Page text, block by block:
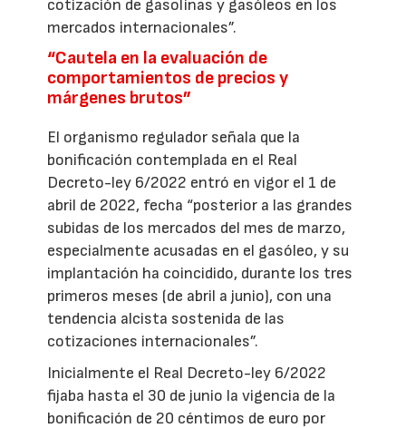
cotización de gasolinas y gasóleos en los
mercados internacionales”.
“Cautela en la evaluación de
comportamientos de precios y
márgenes brutos”
El organismo regulador señala que la
bonificación contemplada en el Real
Decreto-ley 6/2022 entró en vigor el 1 de
abril de 2022, fecha “posterior a las grandes
subidas de los mercados del mes de marzo,
especialmente acusadas en el gasóleo, y su
implantación ha coincidido, durante los tres
primeros meses (de abril a junio), con una
tendencia alcista sostenida de las
cotizaciones internacionales”.
Inicialmente el Real Decreto-ley 6/2022
fijaba hasta el 30 de junio la vigencia de la
bonificación de 20 céntimos de euro por